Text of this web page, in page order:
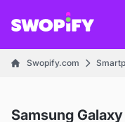
Swopify.com
Samsung